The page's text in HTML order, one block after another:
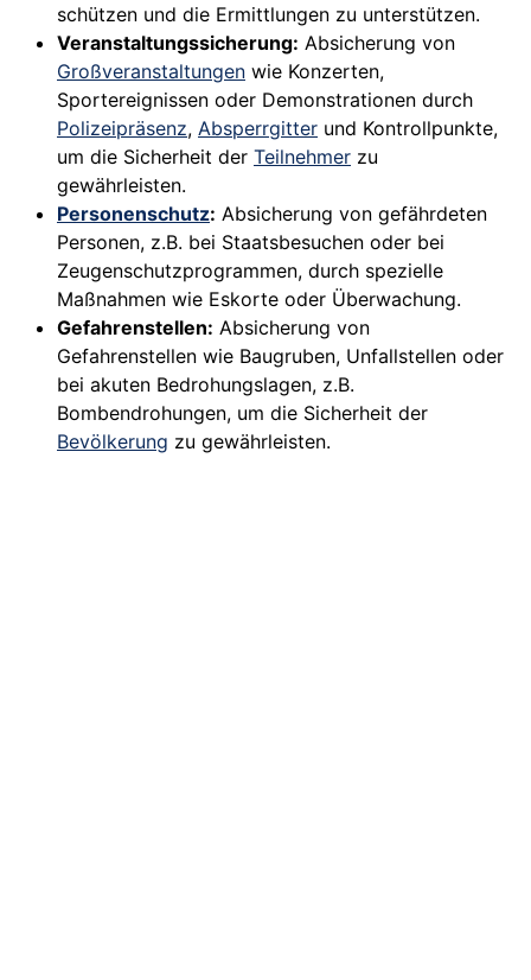
schützen und die Ermittlungen zu unterstützen.
Veranstaltungssicherung: Absicherung von
Großveranstaltungen wie Konzerten,
Sportereignissen oder Demonstrationen durch
Polizeipräsenz, Absperrgitter und Kontrollpunkte,
um die Sicherheit der Teilnehmer zu
gewährleisten.
Personenschutz: Absicherung von gefährdeten
Personen, z.B. bei Staatsbesuchen oder bei
Zeugenschutzprogrammen, durch spezielle
Maßnahmen wie Eskorte oder Überwachung.
Gefahrenstellen: Absicherung von
Gefahrenstellen wie Baugruben, Unfallstellen oder
bei akuten Bedrohungslagen, z.B.
Bombendrohungen, um die Sicherheit der
Bevölkerung zu gewährleisten.